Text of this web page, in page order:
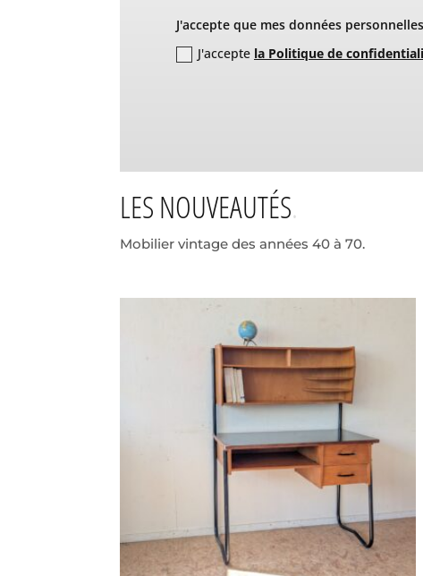
J'accepte que mes données
J'accepte la Politique de
LES NOUVEAUTÉS
Mobilier vintage des années 40 à 70.